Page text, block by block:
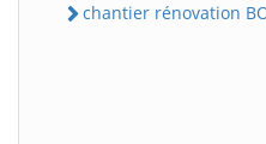
chantier rénovation